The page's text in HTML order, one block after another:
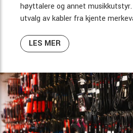
høyttalere og annet
utvalg av kabler fra kjente
LES MER